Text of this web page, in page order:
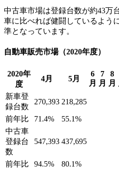
中古車市場は登録台数が約43万
車に比べれば健闘しているよう
準となっています。
自動車販売市場（2020年度）
2020年
度
4月 5月
6
月
7
月
8
月
新車登
録台数
270,393 218,285
前年比 71.4% 55.1%
中古車
登録台
数
547,393 437,695
前年比 94.5% 80.1%